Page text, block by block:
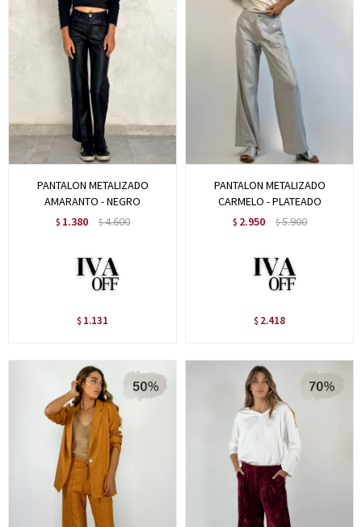
PANTALON METALIZADO
AMARANTO - NEGRO
$ 1.380 $4.600
$ 1.131
PANTALON METALIZADO
CARMELO - PLATEADO
$ 2.950 $5.900
$ 2.418